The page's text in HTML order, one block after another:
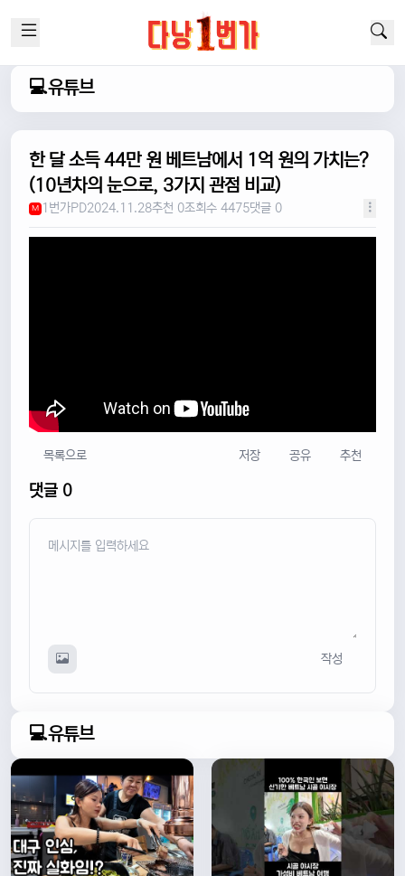
💻유튜브
한 달 소득 44만 원 베트남에서 1억 원의 가치는?
(10년차의 눈으로, 3가지 관점 비교)
M 1번가PD2024.11.28추천 0조회수 4475댓글 0
목록으로 저장 공유 추천
댓글 0
작성
💻유튜브